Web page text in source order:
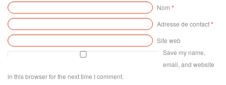
Nom *
Adresse de contact*
Site web
Save my name,
email, and website
in this browser for the next time I comment.